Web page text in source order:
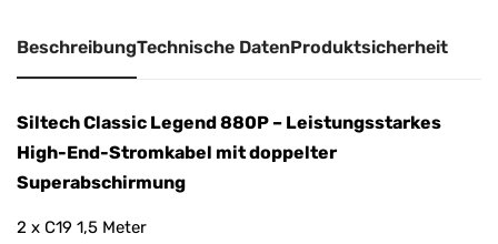
BeschreibungTechnische DatenProduktsicherheit
Siltech Classic Legend 880P – Leistungsstarkes
High-End-Stromkabel mit doppelter
Superabschirmung
2 x C19 1,5 Meter